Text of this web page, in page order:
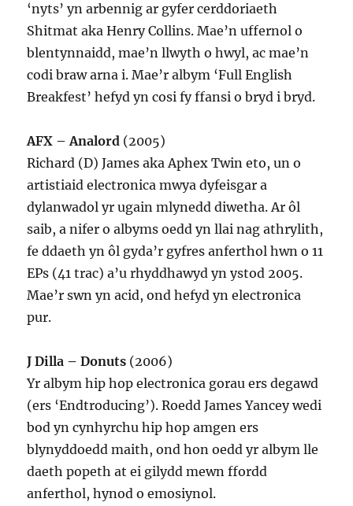
‘nyts’ yn arbennig ar gyfer cerddoriaeth
Shitmat aka Henry Collins. Mae’n uffernol o
blentynnaidd, mae’n llwyth o hwyl, ac mae’n
codi braw arna i. Mae’r albym ‘Full English
Breakfest’ hefyd yn cosi fy ffansi o bryd i bryd.
AFX – Analord (2005)
Richard (D) James aka Aphex Twin eto, un o
artistiaid electronica mwya dyfeisgar a
dylanwadol yr ugain mlynedd diwetha. Ar ôl
saib, a nifer o albyms oedd yn llai nag athrylith,
fe ddaeth yn ôl gyda’r gyfres anferthol hwn o 11
EPs (41 trac) a’u rhyddhawyd yn ystod 2005.
Mae’r swn yn acid, ond hefyd yn electronica
pur.
J Dilla – Donuts (2006)
Yr albym hip hop electronica gorau ers degawd
(ers ‘Endtroducing’). Roedd James Yancey wedi
bod yn cynhyrchu hip hop amgen ers
blynyddoedd maith, ond hon oedd yr albym lle
daeth popeth at ei gilydd mewn ffordd
anferthol, hynod o emosiynol.